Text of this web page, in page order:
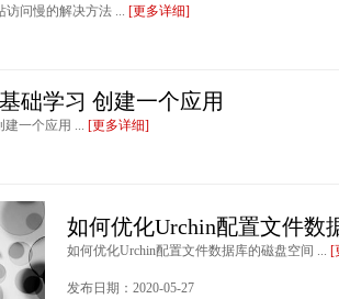
访问慢的解决方法 ... [更多详细]
础学习 创建一个应用
建一个应用 ... [更多详细]
如何优化Urchin配置文件数
如何优化Urchin配置文件数据库的磁盘空间 ... [
发布日期：2020-05-27